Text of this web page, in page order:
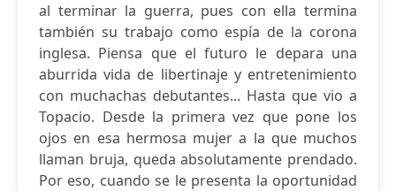
al terminar la guerra, pues con ella termina
también su trabajo como espía de la corona
inglesa. Piensa que el futuro le depara una
aburrida vida de libertinaje y entretenimiento
con muchachas debutantes... Hasta que vio a
Topacio. Desde la primera vez que pone los
ojos en esa hermosa mujer a la que muchos
llaman bruja, queda absolutamente prendado.
Por eso, cuando se le presenta la oportunidad